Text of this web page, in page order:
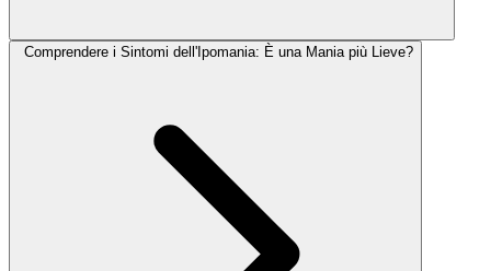
Comprendere i Sintomi dell'Ipomania: È una Mania più Lieve?